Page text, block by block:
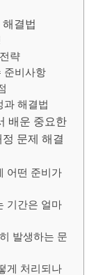
결법
략
준비사항
과 해결법
배운 중요한
문제 해결
어떤 준비가
기간은 얼마
발생하는 문
게 처리되나